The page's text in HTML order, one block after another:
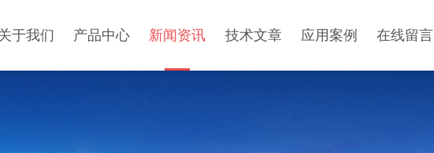
于我们 产品中心 新闻资讯 技术文章 应用案例 在线留言